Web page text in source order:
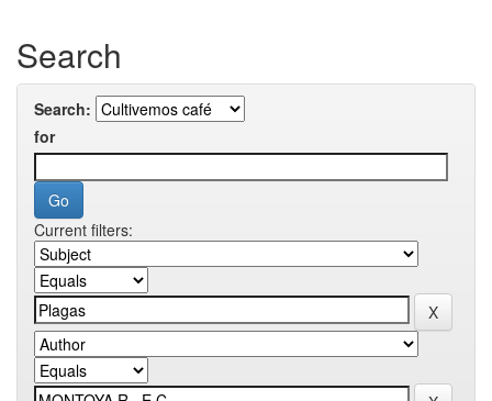
Search
Search:
for
Current filters: